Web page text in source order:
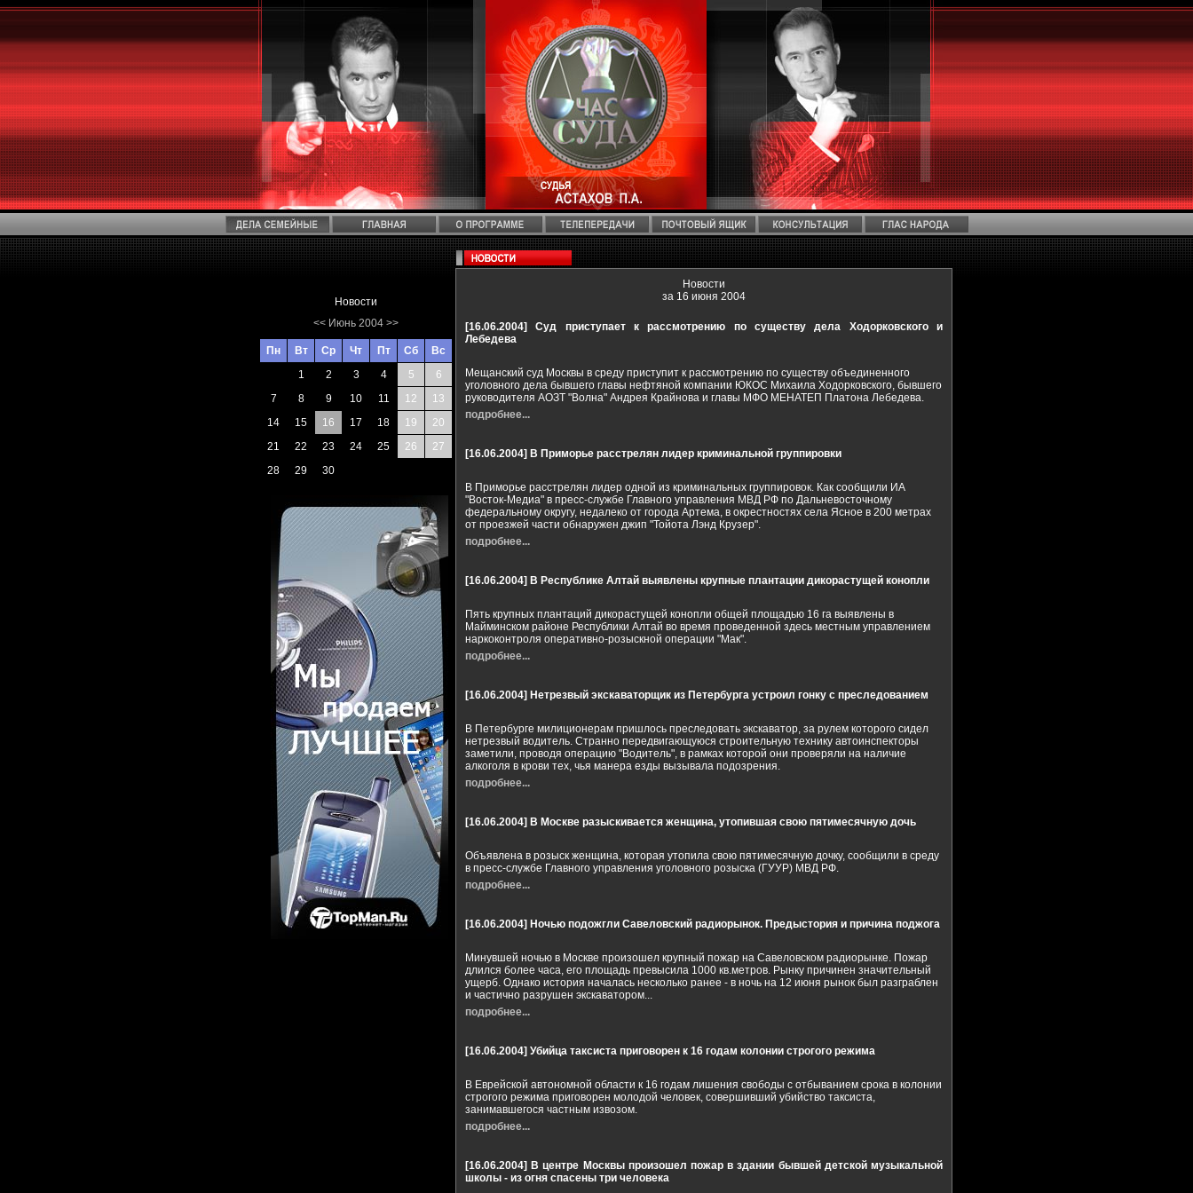
Новости
<< Июнь 2004 >>
Пн Вт Ср Чт Пт Сб
Вс
1
2 3 4 5
6
7
8 9 10 11 12
13
14
15 16 17 18 19
20
21
22 23 24 25 26
27
28
29 30
Новости
за 16 июня 2004
[16.06.2004]
Суд приступает к рассмотрению по существу дела Ходорковского и
Лебедева
Мещанский суд Москвы в среду приступит к рассмотрению по существу объединенного
уголовного дела бывшего главы нефтяной компании ЮКОС Михаила Ходорковского, бывшего
руководителя АОЗТ "Волна" Андрея Крайнова и главы МФО МЕНАТЕП Платона Лебедева.
подробнее...
[16.06.2004] В Приморье расстрелян лидер криминальной группировки
В Приморье расстрелян лидер одной из криминальных группировок. Как сообщили ИА
"Восток-Медиа" в пресс-службе Главного управления МВД РФ по Дальневосточному
федеральному округу, недалеко от города Артема, в окрестностях села Ясное в 200 метрах
от проезжей части обнаружен джип "Тойота Лэнд Крузер".
подробнее...
[16.06.2004] В Республике Алтай выявлены крупные плантации дикорастущей конопли
Пять крупных плантаций дикорастущей конопли общей площадью 16 га выявлены в
Майминском районе Республики Алтай во время проведенной здесь местным управлением
наркоконтроля оперативно-розыскной операции "Мак".
подробнее...
[16.06.2004] Нетрезвый экскаваторщик из Петербурга устроил гонку с преследованием
В Петербурге милиционерам пришлось преследовать экскаватор, за рулем которого сидел
нетрезвый водитель. Странно передвигающуюся строительную технику автоинспекторы
заметили, проводя операцию "Водитель", в рамках которой они проверяли на наличие
алкоголя в крови тех, чья манера езды вызывала подозрения.
подробнее...
[16.06.2004] В Москве разыскивается женщина, утопившая свою пятимесячную дочь
Объявлена в розыск женщина, которая утопила свою пятимесячную дочку, сообщили в среду
в пресс-службе Главного управления уголовного розыска (ГУУР) МВД РФ.
подробнее...
[16.06.2004] Ночью подожгли Савеловский радиорынок. Предыстория и причина поджога
Минувшей ночью в Москве произошел крупный пожар на Савеловском радиорынке. Пожар
длился более часа, его площадь превысила 1000 кв.метров. Рынку причинен значительный
ущерб. Однако история началась несколько ранее - в ночь на 12 июня рынок был разграблен
и частично разрушен экскаватором...
подробнее...
[16.06.2004] Убийца таксиста приговорен к 16 годам колонии строгого режима
В Еврейской автономной области к 16 годам лишения свободы с отбыванием срока в колонии
строгого режима приговорен молодой человек, совершивший убийство таксиста,
занимавшегося частным извозом.
подробнее...
[16.06.2004] В центре Москвы произошел пожар в здании бывшей детской музыкальной
школы - из огня спасены три человека